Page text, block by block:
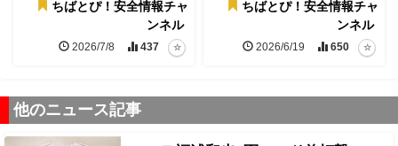
ちばとぴ！安全情報チャ
ンネル
2026/7/8 437
ちばとぴ！安全情報チャ
ンネル
2026/6/19 650
他のニュース記事